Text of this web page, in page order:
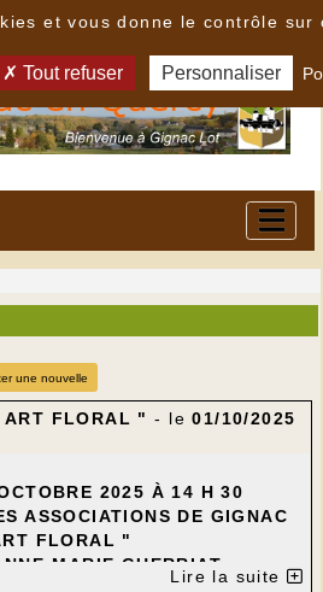
une nouvelle
FLORAL " - le01/10/2025
2025 À 14 H 30
ASSOCIATIONS DE GIGNAC
FLORAL "
MARIE GUERRIAT
Lire la suite
et vous donne le contrôle sur
Tout refuser Personnaliser